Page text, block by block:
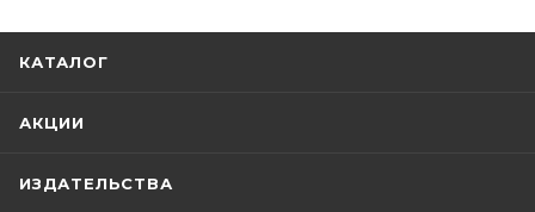
КАТАЛОГ
АКЦИИ
ИЗДАТЕЛЬСТВА